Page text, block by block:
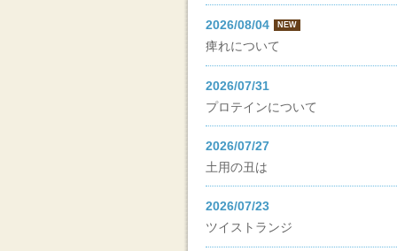
2026/08/04 NEW
痺れについて
2026/07/31
プロテインについて
2026/07/27
土用の丑は
2026/07/23
ツイストランジ